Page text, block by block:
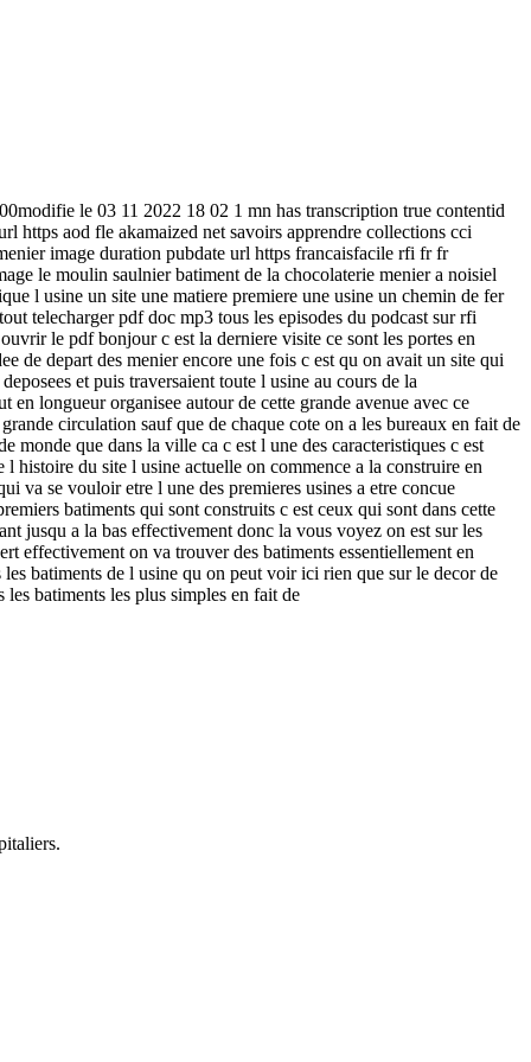
le 03 11 2022 18 02 1 mn has transcription true contentid
https aod fle akamaized net savoirs apprendre collections cci
image duration pubdate url https francaisfacile rfi fr fr
le moulin saulnier batiment de la chocolaterie menier a noisiel
l usine un site une matiere premiere une usine un chemin de fer
telecharger pdf doc mp3 tous les episodes du podcast sur rfi
le pdf bonjour c est la derniere visite ce sont les portes en
de depart des menier encore une fois c est qu on avait un site qui
et puis traversaient toute l usine au cours de la
longueur organisee autour de cette grande avenue avec ce
circulation sauf que de chaque cote on a les bureaux en fait de
que dans la ville ca c est l une des caracteristiques c est
histoire du site l usine actuelle on commence a la construire en
va se vouloir etre l une des premieres usines a etre concue
batiments qui sont construits c est ceux qui sont dans cette
jusqu a la bas effectivement donc la vous voyez on est sur les
effectivement on va trouver des batiments essentiellement en
batiments de l usine qu on peut voir ici rien que sur le decor de
batiments les plus simples en fait de